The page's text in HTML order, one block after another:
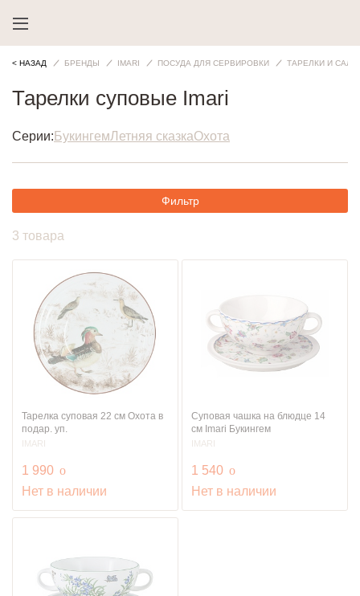
< НАЗАД БРЕНДЫ IMARI ПОСУДА ДЛЯ СЕРВИРОВКИ ТАРЕЛКИ И
Тарелки суповые Imari
Серии: БукингемЛетняя сказкаОхота
Фильтр
3 товара
Тарелка суповая 22 см Охота в
подар. уп.
IMARI
1 990 руб.
o
Нет в наличии
Суповая чашка на блюдце 14
см Imari Букингем
IMARI
1 540 руб.
o
Нет в наличии